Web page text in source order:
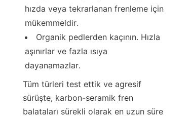
hızda veya tekrarlanan frenleme için
mükemmeldir.
Organik pedlerden kaçının. Hızla
aşınırlar ve fazla ısıya
dayanamazlar.
Tüm türleri test ettik ve agresif
sürüşte, karbon-seramik fren
balataları sürekli olarak en uzun süre